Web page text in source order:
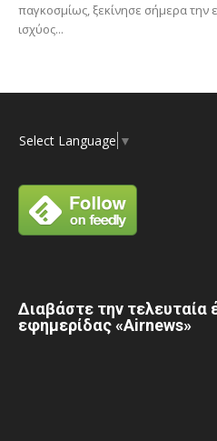
παγκοσμίως, ξεκίνησε σήμερα την
ισχύος...
Select Language ▼
Διαβάστε την τελευταία
εφημερίδας «Airnews»